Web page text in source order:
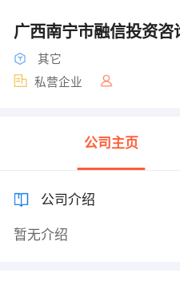
广西南宁市融信投资咨
其它
私营企业
公司主页
公司介绍
暂无介绍